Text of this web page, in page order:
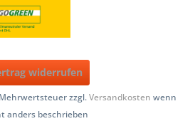
widerrufen
zzgl.Versandkosten wenn
anders beschrieben